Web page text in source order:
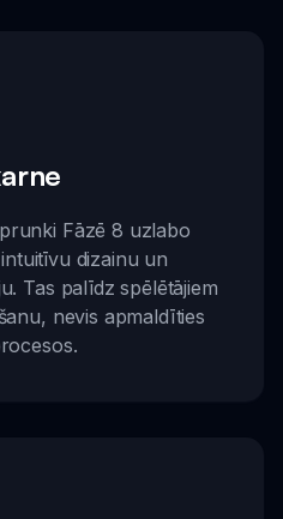
Fāzē 8 uzlabo
dizainu un
Tas palīdz spēlētājiem
nevis apmaldīties